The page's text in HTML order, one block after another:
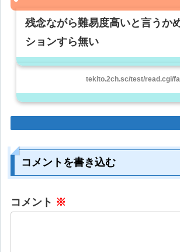
残念ながら難易度高いと言うか
ションすら無い
tekito.2ch.sc/test/read.cgi/
コメントを書き込む
コメント ※